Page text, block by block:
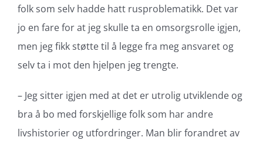
folk som selv hadde hatt rusproblematikk. Det var
jo en fare for at jeg skulle ta en omsorgsrolle igjen,
men jeg fikk støtte til å legge fra meg ansvaret og
selv ta i mot den hjelpen jeg trengte.
– Jeg sitter igjen med at det er utrolig utviklende og
bra å bo med forskjellige folk som har andre
livshistorier og utfordringer. Man blir forandret av